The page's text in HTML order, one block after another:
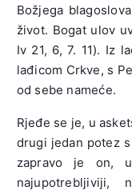
Božjega
život. Bogat ulov
Iv 21, 6, 7. 11). Iz
lađicom Crkve, s
od sebe nameće.
Rjeđe se je, u
drugi jedan potez
zapravo je on,
najupotrebljiviji,